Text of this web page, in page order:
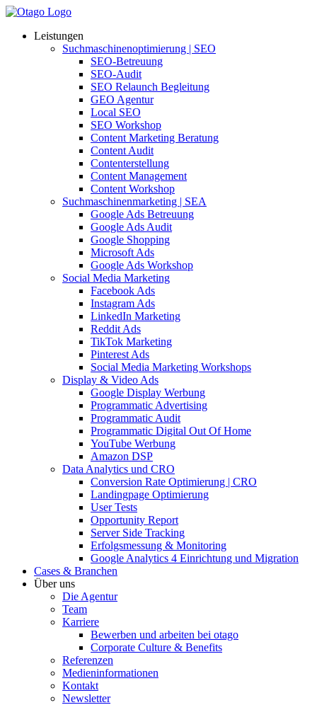
Leistungen
Suchmaschinenoptimierung | SEO
SEO-Betreuung
SEO-Audit
SEO Relaunch Begleitung
GEO Agentur
Local SEO
SEO Workshop
Content Marketing Beratung
Content Audit
Contenterstellung
Content Management
Content Workshop
Suchmaschinenmarketing | SEA
Google Ads Betreuung
Google Ads Audit
Google Shopping
Microsoft Ads
Google Ads Workshop
Social Media Marketing
Facebook Ads
Instagram Ads
LinkedIn Marketing
Reddit Ads
TikTok Marketing
Pinterest Ads
Social Media Marketing Workshops
Display & Video Ads
Google Display Werbung
Programmatic Advertising
Programmatic Audit
Programmatic Digital Out Of Home
YouTube Werbung
Amazon DSP
Data Analytics und CRO
Conversion Rate Optimierung | CRO
Landingpage Optimierung
User Tests
Opportunity Report
Server Side Tracking
Erfolgsmessung & Monitoring
Google Analytics 4 Einrichtung und Migration
Cases & Branchen
Über uns
Die Agentur
Team
Karriere
Bewerben und arbeiten bei otago
Corporate Culture & Benefits
Referenzen
Medieninformationen
Kontakt
Newsletter